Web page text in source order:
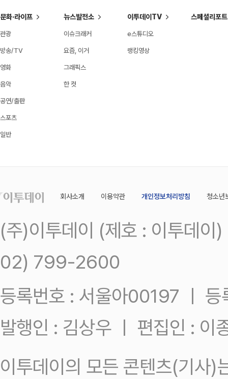
문화·라이프
관광
방송/TV
영화
음악
공연/출판
스포츠
일반
뉴스발전소
이슈크래커
요즘, 이거
그래픽스
한 컷
이투데이TV
e스튜디오
랭킹영상
스페셜리포트
회사소개 이용약관 개인정보처리방침 청소년
(주)이투데이 (제호 : 이투데
02) 799-2600
등록번호 : 서울아00197 ㅣ
발행인 : 김상우 ㅣ 편집인 : 이
이투데이의 모든 콘텐츠(기사)